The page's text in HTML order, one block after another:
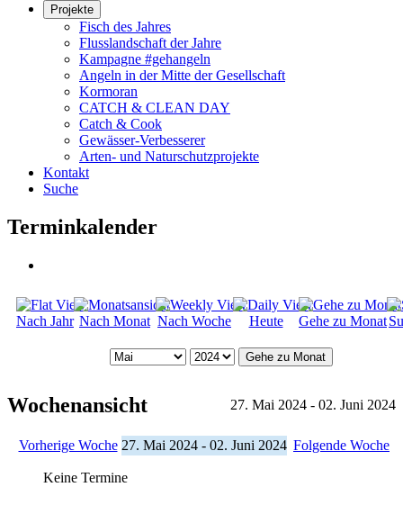
Projekte
Fisch des Jahres
Flusslandschaft der Jahre
Kampagne #gehangeln
Angeln in der Mitte der Gesellschaft
Kormoran
CATCH & CLEAN DAY
Catch & Cook
Gewässer-Verbesserer
Arten- und Naturschutzprojekte
Kontakt
Suche
Terminkalender
Nach Jahr Nach Monat Nach Woche Heute Gehe zu Monat
Gehe zu Monat
Wochenansicht 27. Mai 2024 - 02. Juni 2024
Vorherige Woche 27. Mai 2024 - 02. Juni 2024 Folgende Woche
Keine Termine